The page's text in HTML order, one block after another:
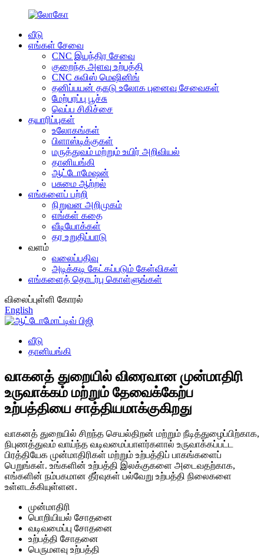
வீடு
எங்கள் சேவை
CNC இயந்திர சேவை
குறைந்த அளவு உற்பத்தி
CNC சுவிஸ் மெஷினிங்
தனிப்பயன் தகடு உலோக புனைவு சேவைகள்
மேற்பரப்பு பூச்சு
வெப்ப சிகிச்சை
தயாரிப்புகள்
உலோகங்கள்
பிளாஸ்டிக்குகள்
மருத்துவம் மற்றும் உயிர் அறிவியல்
தானியங்கி
ஆட்டோமேஷன்
பசுமை ஆற்றல்
எங்களைப் பற்றி
நிறுவன அறிமுகம்
எங்கள் கதை
வீடியோக்கள்
தர உறுதிப்பாடு
வளம்
வலைப்பதிவு
அடிக்கடி கேட்கப்படும் கேள்விகள்
எங்களைத் தொடர்பு கொள்ளுங்கள்
விலைப்புள்ளி கோரல்
English
வீடு
தானியங்கி
வாகனத் துறையில் விரைவான முன்மாதிரி
உருவாக்கம் மற்றும் தேவைக்கேற்ப
உற்பத்தியை சாத்தியமாக்குகிறது
வாகனத் துறையில் சிறந்த செயல்திறன் மற்றும் நீடித்துழைப்பிற்காக,
நிபுணத்துவம் வாய்ந்த வடிவமைப்பாளர்களால் உருவாக்கப்பட்ட
பிரத்தியேக முன்மாதிரிகள் மற்றும் உற்பத்திப் பாகங்களைப்
பெறுங்கள். உங்களின் உற்பத்தி இலக்குகளை அடைவதற்காக,
எங்களின் நம்பகமான தீர்வுகள் பல்வேறு உற்பத்தி நிலைகளை
உள்ளடக்கியுள்ளன.
முன்மாதிரி
பொறியியல் சோதனை
வடிவமைப்பு சோதனை
உற்பத்தி சோதனை
பெருமளவு உற்பத்தி